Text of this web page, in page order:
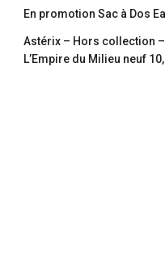
En promotion Sac à Dos
Astérix – Hors collection
L’Empire du Milieu neuf